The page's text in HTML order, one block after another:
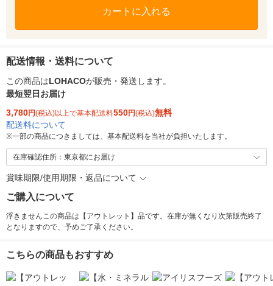
カートに入れる
配送情報・送料について
この商品はLOHACOが販売・発送します。
最短翌日お届け
3,780円(税込)以上で基本配送料550円(税込)無料
配送料について
※一部の商品につきましては、基本配送料を当社が負担いたします。
在庫確認住所：東京都にお届け
賞味期限/使用期限・返品について
ご購入について
浮きませんこの商品は【アウトレット】品です。在庫が無くなり次第販売終了
となりますので、予めご了承ください。
こちらの商品もおすすめ